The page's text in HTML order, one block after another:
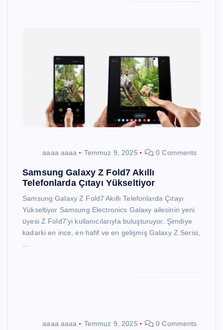
aaaa aaaa Temmuz 9, 2025 0 Comments
Samsung Galaxy Z Fold7 Akıllı
Telefonlarda Çıtayı Yükseltiyor
Samsung Galaxy Z Fold7 Akıllı Telefonlarda Çıtayı
Yükseltiyor Samsung Electronics Galaxy ailesinin yeni
üyesi Z Fold7’yi kullanıcılarıyla buluşturuyor. Şimdiye
kadarki en ince, en hafif ve en gelişmiş Galaxy Z Serisi,
aaaa aaaa Temmuz 9, 2025 0 Comments